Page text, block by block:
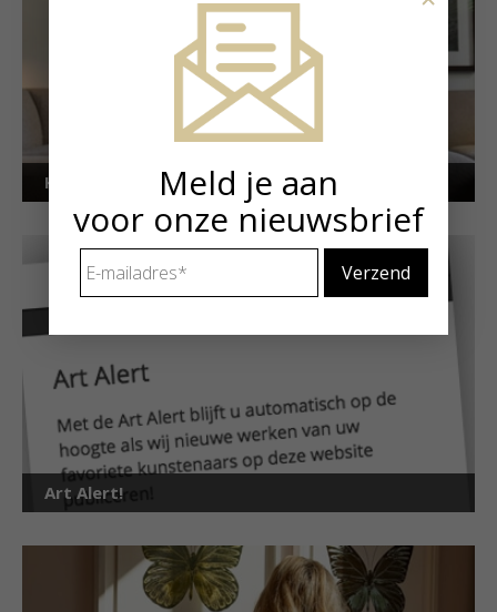
Kunstuitleen voor particulieren
Art Alert!
Meld je aan
voor onze nieuwsbrief
mailadres *